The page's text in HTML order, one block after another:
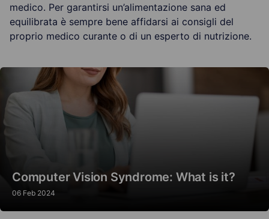
medico. Per garantirsi un’alimentazione sana ed
equilibrata è sempre bene affidarsi ai consigli del
proprio medico curante o di un esperto di nutrizione.
Computer Vision Syndrome: What is it?
06 Feb 2024